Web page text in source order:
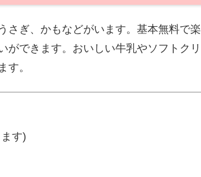
さぎ、かもなどがいます。基本無料で楽
ができます。おいしい牛乳やソフトクリ
す。
す)